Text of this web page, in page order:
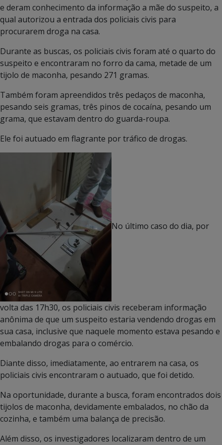
e deram conhecimento da informação a mãe do suspeito, a
qual autorizou a entrada dos policiais civis para
procurarem droga na casa.
Durante as buscas, os policiais civis foram até o quarto do
suspeito e encontraram no forro da cama, metade de um
tijolo de maconha, pesando 271 gramas.
Também foram apreendidos três pedaços de maconha,
pesando seis gramas, três pinos de cocaína, pesando um
grama, que estavam dentro do guarda-roupa.
Ele foi autuado em flagrante por tráfico de drogas.
No último caso do dia, por
volta das 17h30, os policiais civis receberam informação
anônima de que um suspeito estaria vendendo drogas em
sua casa, inclusive que naquele momento estava pesando e
embalando drogas para o comércio.
Diante disso, imediatamente, ao entrarem na casa, os
policiais civis encontraram o autuado, que foi detido.
Na oportunidade, durante a busca, foram encontrados dois
tijolos de maconha, devidamente embalados, no chão da
cozinha, e também uma balança de precisão.
Além disso, os investigadores localizaram dentro de um